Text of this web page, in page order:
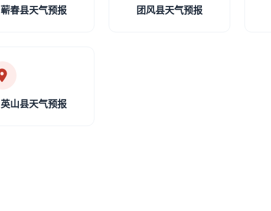
蕲春县天气预报 团风县天气预报
英山县天气预报